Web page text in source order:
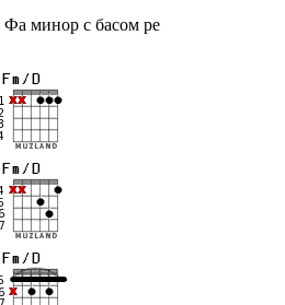
Фа минор с басом ре